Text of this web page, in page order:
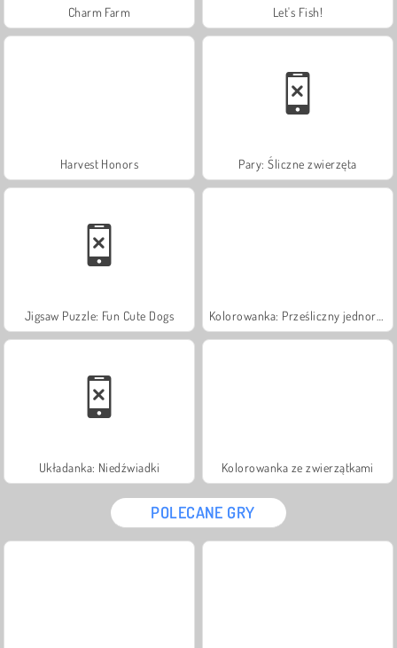
Charm Farm Let's Fish!
Harvest Honors Pary: Śliczne zwierzęta
Jigsaw Puzzle: Fun Cute Dogs
Układanka: Niedźwiadki Kolorowanka ze zwierzątkami
POLECANE GRY